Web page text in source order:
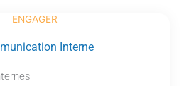
ENGAGER
Interne